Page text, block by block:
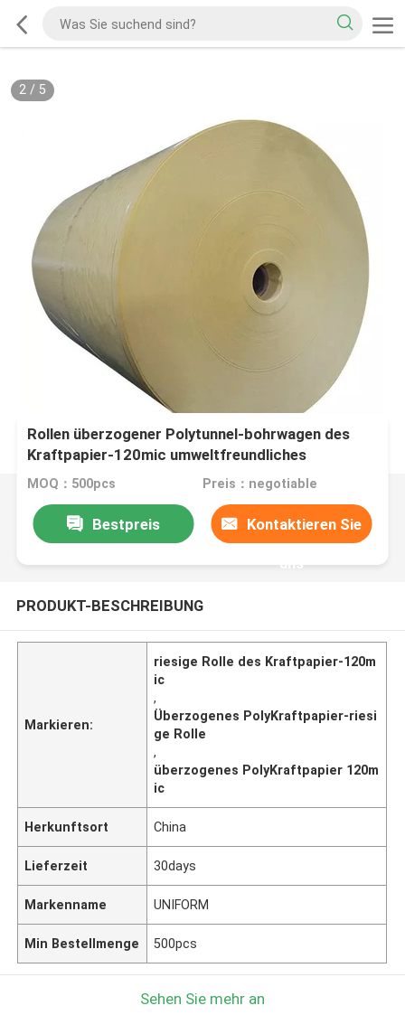
2/ 5
Rollen überzogener Polytunnel-bohrwagen des
Kraftpapier-120mic umweltfreundliches
MOQ：500pcs Preis：negotiable
Bestpreis Kontaktieren Sie
uns
PRODUKT-BESCHREIBUNG
Markieren:
riesige Rolle des Kraftpapier-120m
ic
,
Überzogenes PolyKraftpapier-riesi
ge Rolle
,
überzogenes PolyKraftpapier 120m
ic
Herkunftsort China
Lieferzeit 30days
Markenname UNIFORM
Min Bestellmenge 500pcs
Sehen Sie mehr an